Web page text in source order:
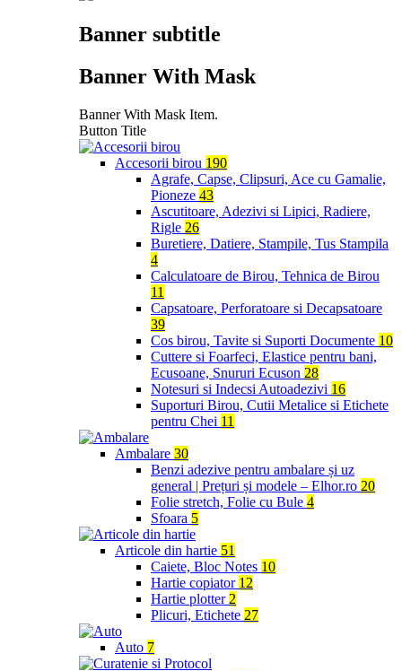
Banner subtitle
Banner With Mask
Banner With Mask Item.
Button Title
Accesorii birou 190
Agrafe, Capse, Clipsuri, Ace cu Gamalie,
Pioneze 43
Ascutitoare, Adezivi si Lipici, Radiere,
Rigle 26
Buretiere, Datiere, Stampile, Tus Stampila
4
Calculatoare de Birou, Tehnica de Birou
11
Capsatoare, Perforatoare si Decapsatoare
39
Cos birou, Tavite si Suporti Documente 10
Cuttere si Foarfeci, Elastice pentru bani,
Ecusoane, Snururi Ecuson 28
Notesuri si Indecsi Autoadezivi 16
Suporturi Birou, Cutii Metalice si Etichete
pentru Chei 11
Ambalare 30
Benzi adezive pentru ambalare și uz
general | Prețuri și modele – Elhor.ro 20
Folie stretch, Folie cu Bule 4
Sfoara 5
Articole din hartie 51
Caiete, Bloc Notes 10
Hartie copiator 12
Hartie plotter 2
Plicuri, Etichete 27
Auto 7